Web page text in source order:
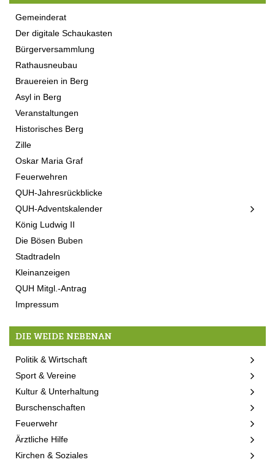
Gemeinderat
Der digitale Schaukasten
Bürgerversammlung
Rathausneubau
Brauereien in Berg
Asyl in Berg
Veranstaltungen
Historisches Berg
Zille
Oskar Maria Graf
Feuerwehren
QUH-Jahresrückblicke
QUH-Adventskalender
König Ludwig II
Die Bösen Buben
Stadtradeln
Kleinanzeigen
QUH Mitgl.-Antrag
Impressum
DIE WEIDE NEBENAN
Politik & Wirtschaft
Sport & Vereine
Kultur & Unterhaltung
Burschenschaften
Feuerwehr
Ärztliche Hilfe
Kirchen & Soziales